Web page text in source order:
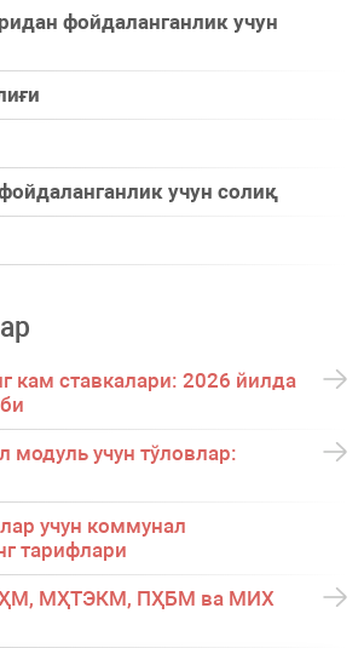
фойдаланганлик учун
учун солиқ
кам ставкалари: 2026 йилда
модуль учун тўловлар:
учун коммунал
тарифлари
МҲТЭКМ, ПҲБМ ва МИХ